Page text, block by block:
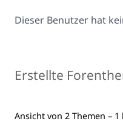
Dieser Benutzer hat
Erstellte
Ansicht von 2 Themen –